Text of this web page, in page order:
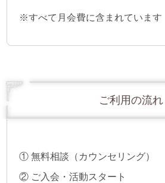
※すべて月会費に含まれています
ご利用の流れ
① 無料相談（カウンセリング）
② ご入会・活動スタート